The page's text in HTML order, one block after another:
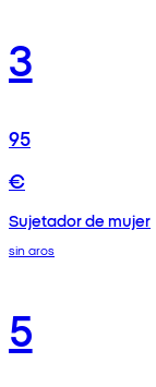
3
95
€
Sujetador de mujer
sin aros
5